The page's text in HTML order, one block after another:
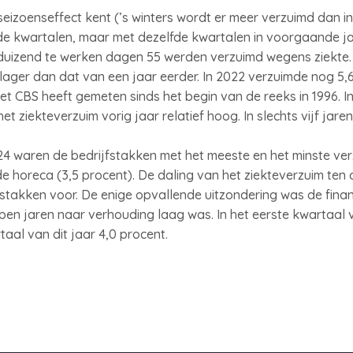
kent (’s winters wordt er meer verzuimd dan
kwartalen, maar met dezelfde kwartalen in voorgaande
te werken dagen 55 werden verzuimd wegens ziekte.
dan dat van een jaar eerder. In 2022 verzuimde nog
CBS heeft gemeten sinds het begin van de reeks in 1996.
ziekteverzuim vorig jaar relatief hoog. In slechts vijf
waren de bedrijfstakken met het meeste en het minste
horeca (3,5 procent). De daling van het ziekteverzuim
voor. De enige opvallende uitzondering was de
jaren naar verhouding laag was. In het eerste kwartaal
van dit jaar 4,0 procent.